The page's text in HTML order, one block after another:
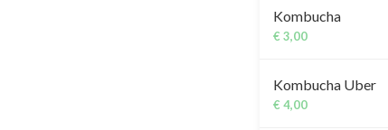
Kombucha
€ 3,00
Kombucha Uber
€ 4,00